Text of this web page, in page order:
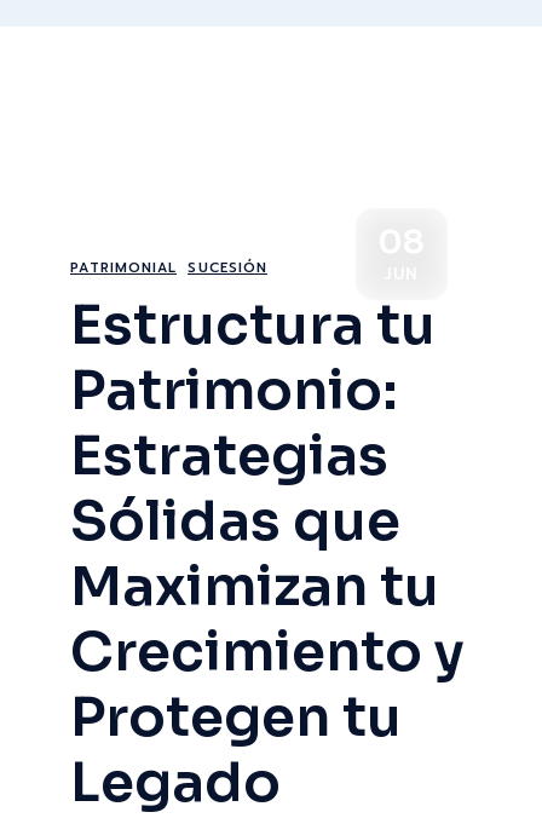
PATRIMONIAL SUCESIÓN
Estructura tu
Patrimonio:
Estrategias
Sólidas que
Maximizan tu
Crecimiento y
Protegen tu
Legado